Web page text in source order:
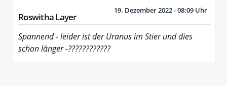
Roswitha Layer
19. Dezember 2022 - 08:09 Uhr
Spannend - leider ist der Uranus im Stier und dies
schon länger -????????????